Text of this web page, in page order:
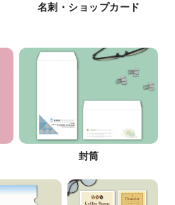
名刺・ショップカード
封筒